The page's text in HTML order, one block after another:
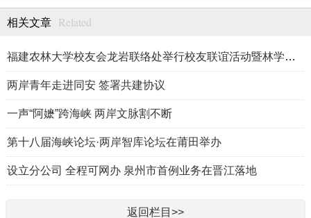
相关文章 Related
福建农林大学校友会龙岩联络处举行校友联谊活动暨林学、生物医药
两岸青年走进同安 签署共建协议
一声“阿嬷”跨海峡 两岸文脉割不断
第十八届海峡论坛·两岸智库论坛在莆田举办
设立分公司 全程可网办 泉州市首例业务在晋江落地
返回栏目>>